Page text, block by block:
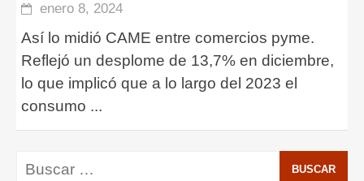
enero 8, 2024
Así lo midió CAME entre comercios pyme.
Reflejó un desplome de 13,7% en diciembre,
lo que implicó que a lo largo del 2023 el
consumo ...
Buscar: